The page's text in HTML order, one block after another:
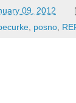
09, 2012
, posno,